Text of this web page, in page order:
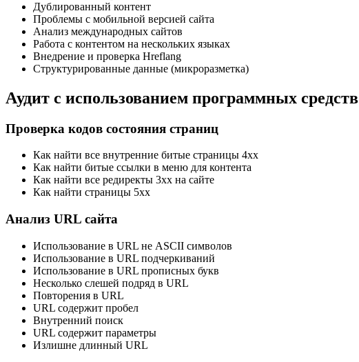
Дублированный контент
Проблемы с мобильной версией сайта
Анализ международных сайтов
Работа с контентом на нескольких языках
Внедрение и проверка Hreflang
Структурированные данные (микроразметка)
Аудит с использованием программных средств
Проверка кодов состояния страниц
Как найти все внутренние битые страницы 4xx
Как найти битые ссылки в меню для контента
Как найти все редиректы 3xx на сайте
Как найти страницы 5xx
Анализ URL сайта
Использование в URL не ASCII символов
Использование в URL подчеркиваний
Использование в URL прописных букв
Несколько слешей подряд в URL
Повторения в URL
URL содержит пробел
Внутренний поиск
URL содержит параметры
Излишне длинный URL